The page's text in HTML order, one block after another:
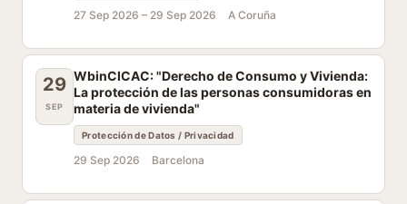
27 Sep 2026 – 29 Sep 2026 A Coruña
29
SEP
WbinCICAC: "Derecho de Consumo y Vivienda:
La protección de las personas consumidoras en
materia de vivienda"
Protección de Datos / Privacidad
29 Sep 2026 Barcelona